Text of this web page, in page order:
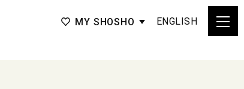
MY SHOSHO ENGLISH